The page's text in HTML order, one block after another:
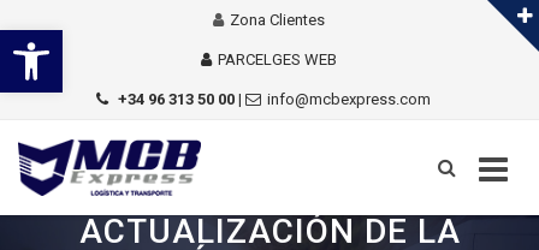
Abrir barra de herramientas Zona Clientes
PARCELGES WEB
+34 96 313 50 00 | info@mcbexpress.com
ACTUALIZACIÓN DE LA